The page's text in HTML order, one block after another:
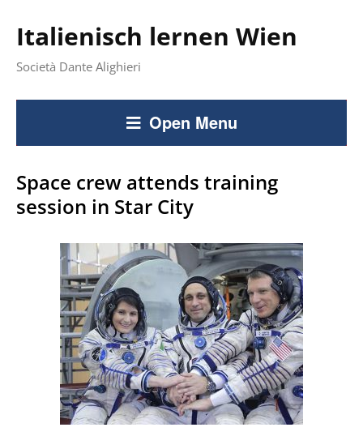
Italienisch lernen Wien
Società Dante Alighieri
Open Menu
Space crew attends training
session in Star City